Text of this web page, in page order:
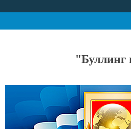
"Буллинг